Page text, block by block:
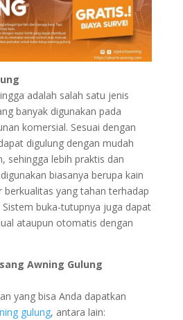
adalah salah satu jenis
banyak digunakan pada
komersial. Sesuai dengan
digulung dengan mudah
sehingga lebih praktis dan
biasanya berupa kain
yang tahan terhadap
buka-tutupnya juga dapat
ataupun otomatis dengan
Awning Gulung
yang bisa Anda dapatkan
gulung, antara lain: